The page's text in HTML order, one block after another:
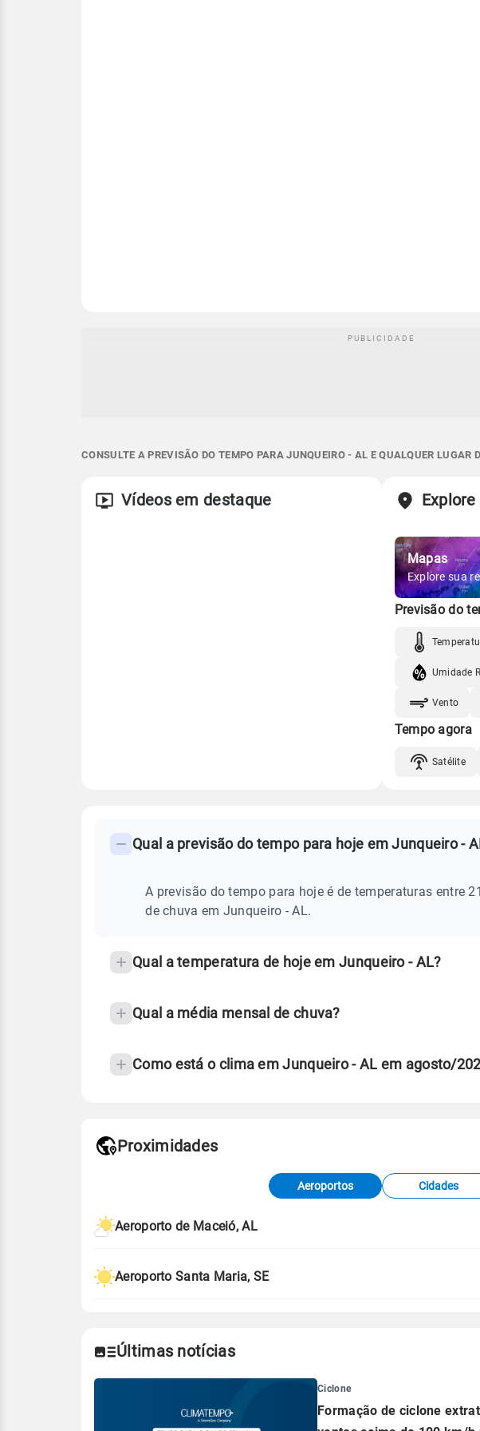
CONSULTE A PREVISÃO DO TEMPO PARA JUNQUEIRO - AL E QUALQUER LUGAR
Vídeos em destaque
Mapas
Explore sua
Previsão do
Umidade
Vento
Tempo agora
Satélite
PREVISÃO
frequentes
temperatura
Qual a previsão do tempo para hoje em Junqueiro -
A previsão do tempo para hoje é de temperaturas entre
de chuva em Junqueiro - AL.
Qual a temperatura de hoje em Junqueiro - AL?
Qual a média mensal de chuva?
Como está o clima em Junqueiro - AL em agosto/
de Tempo e Estudos Climáticos (CPTEC).
Proximidades
Aeroportos Cidades
Aeroporto de Maceió, AL
Aeroporto Santa Maria, SE
Últimas notícias
Ciclone
Formação de ciclone